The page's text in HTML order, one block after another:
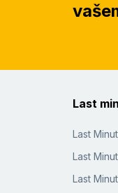
Last
Last
Last
Last